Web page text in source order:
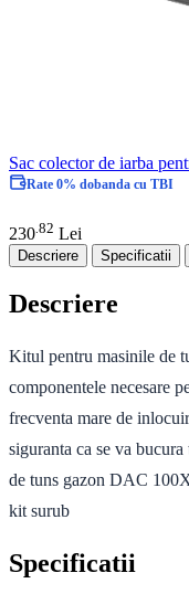
Sac colector de iarba
Rate 0% dobanda cu TBI
230 82 Lei
Descriere Specificatii
Descriere
Kitul pentru masinile de
componentele necesare
frecventa mare de
siguranta ca se va
de tuns gazon DAC
kit surub
Specificatii